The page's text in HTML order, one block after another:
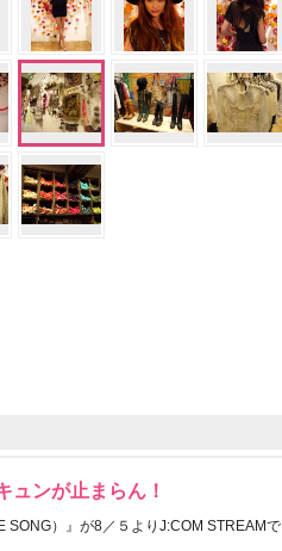
ュンが止まらん！
SONG）』が8／５よりJ:COM STREAMで